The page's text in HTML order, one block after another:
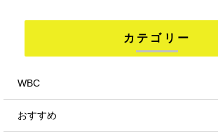
カテゴリー
WBC
おすすめ